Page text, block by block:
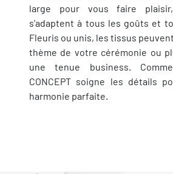
large pour vous faire
s'adaptent à tous les goûts et
Fleuris ou unis, les tissus
thème de votre cérémonie ou
une tenue business.
CONCEPT soigne les détails
harmonie parfaite.